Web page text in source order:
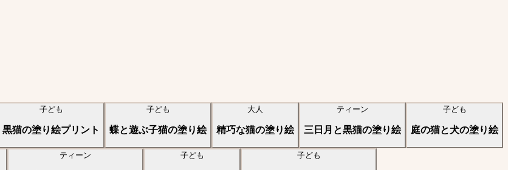
子ども
黒猫の塗り絵プリント
子ども
蝶と遊ぶ子猫の塗り絵
大人
精巧な猫の塗り絵
ティーン
三日月と黒猫の塗り絵
子ども
庭の猫と犬の塗り絵
ティーン 子ども 子ども